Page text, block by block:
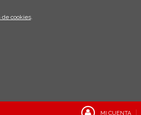
de cookies.
MI CUENTA